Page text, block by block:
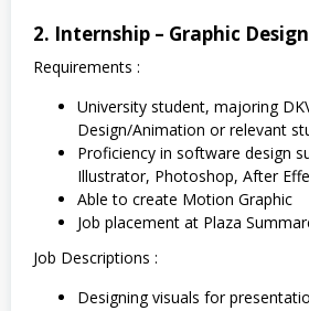
2. Internship – Graphic
Requirements :
University student, majoring
Design/Animation or relevant
Proficiency in software design
Illustrator, Photoshop, After
Able to create Motion Graphic
Job placement at Plaza
Job Descriptions :
Designing visuals for